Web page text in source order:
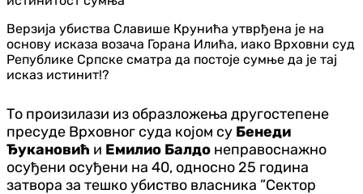
Верзија убиства Славише Крунића утврђена је на
основу исказа возача Горана Илића, иако Врховни суд
Републике Српске сматра да постоје сумње да је тај
исказ истинит!?
То произилази из образложења другостепене
пресуде Врховног суда којом су Бенеди
Ђукановић и Емилио Балдо неправоснажно
осуђени осуђени на 40, односно 25 година
затвора за тешко убиство власника ”Сектор